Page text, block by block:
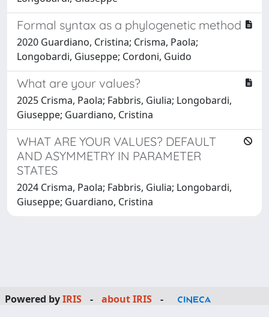
Formal syntax as a phylogenetic method
2020 Guardiano, Cristina; Crisma, Paola;
Longobardi, Giuseppe; Cordoni, Guido
What are your values?
2025 Crisma, Paola; Fabbris, Giulia; Longobardi,
Giuseppe; Guardiano, Cristina
WHAT ARE YOUR VALUES? DEFAULT
AND ASYMMETRY IN PARAMETER
STATES
2024 Crisma, Paola; Fabbris, Giulia; Longobardi,
Giuseppe; Guardiano, Cristina
Powered byIRIS - about IRIS
-